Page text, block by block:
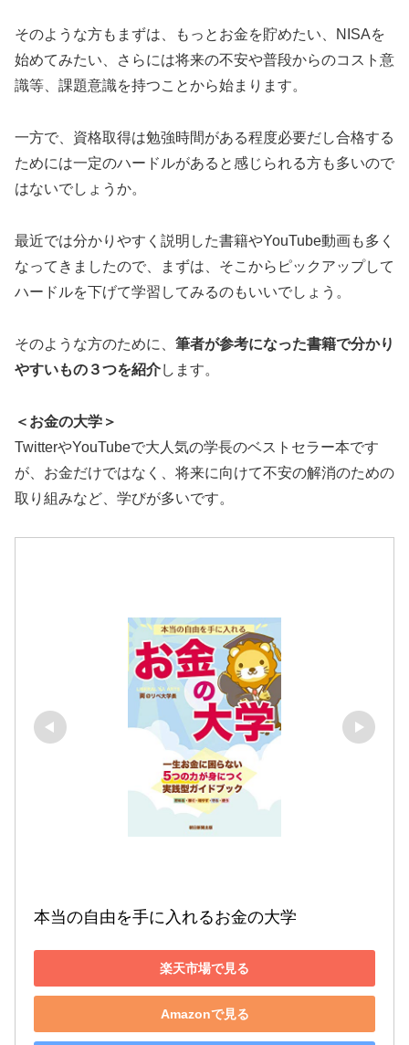
そのような方もまずは、もっとお金を貯めたい、NISAを
始めてみたい、さらには将来の不安や普段からのコスト意
識等、課題意識を持つことから始まります。
一方で、資格取得は勉強時間がある程度必要だし合格する
ためには一定のハードルがあると感じられる方も多いので
はないでしょうか。
最近では分かりやすく説明した書籍やYouTube動画も多く
なってきましたので、まずは、そこからピックアップして
ハードルを下げて学習してみるのもいいでしょう。
そのような方のために、 筆者が参考になった書籍で分かり
やすいもの３つを紹介します。
＜お金の大学＞
TwitterやYouTubeで大人気の学長のベストセラー本です
が、お金だけではなく、将来に向けて不安の解消のための
取り組みなど、学びが多いです。
本当の自由を手に入れるお金の大学
楽天市場で見る
Amazonで見る